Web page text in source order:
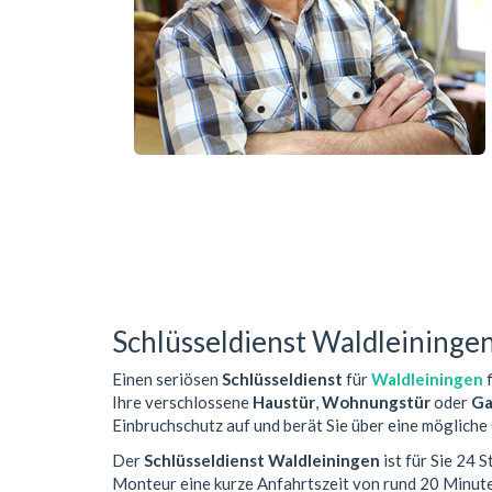
Schlüsseldienst
Einen seriösen Schlüsseldienst fürWaldleiningen
Ihre verschlossene Haustür,Wohnungstüroder
Einbruchschutz auf und berät Sie über eine
DerSchlüsseldienst Waldleiningen ist für Sie 24
Monteur eine kurze Anfahrtszeit von rund 20